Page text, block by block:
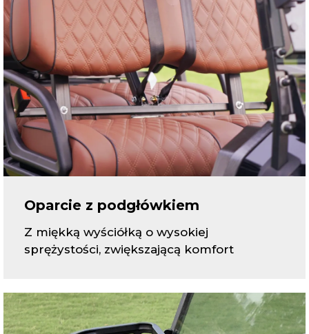
Oparcie z podgłówkiem
Z miękką wyściółką o wysokiej
sprężystości, zwiększającą komfort